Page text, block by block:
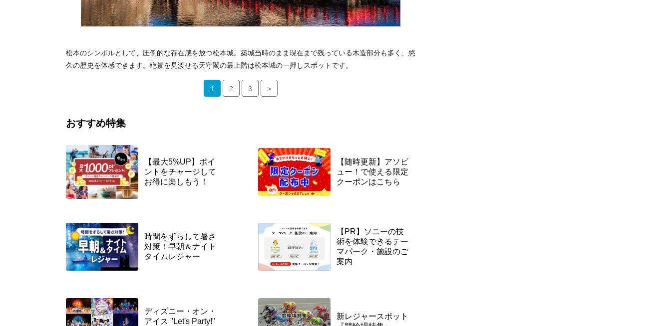
松本のシンボルとして、圧倒的な存在感を放つ松本城。築城当時のまま現在まで残っている木造部分も多く、悠
久の歴史を体感できます。絶景を見渡せる天守閣の最上階は松本城の一押しスポットです。
1 2 3 >
おすすめ特集
【最大5%UP】ポイ
ントをチャージして
お得に楽しもう！
【随時更新】アソビ
ュー！で使える限定
クーポンはこちら
時間をずらして暑さ
対策！早朝＆ナイト
タイムレジャー
【PR】ソニーの技
術を体験できるテー
マパーク・施設のご
案内
ディズニー・オン・
アイス "Let's Party!"
新レジャースポット